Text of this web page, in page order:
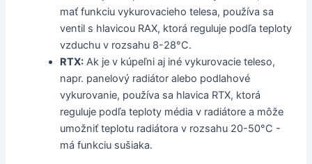
mať funkciu vykurovacieho telesa, používa sa
ventil s hlavicou RAX, ktorá reguluje podľa teploty
vzduchu v rozsahu 8-28°C.
RTX: Ak je v kúpeľni aj iné vykurovacie teleso,
napr. panelový radiátor alebo podlahové
vykurovanie, používa sa hlavica RTX, ktorá
reguluje podľa teploty média v radiátore a môže
umožniť teplotu radiátora v rozsahu 20-50°C -
má funkciu sušiaka.